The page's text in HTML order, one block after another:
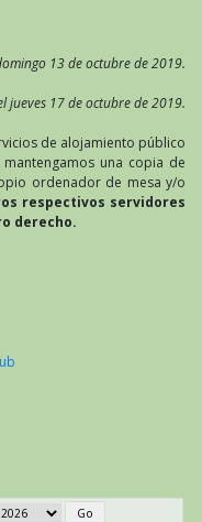
13 de octubre de 2019.
jueves 17 de octubre de 2019.
de alojamiento público
una copia de
ordenador de mesa y/o
respectivos servidores
derecho.